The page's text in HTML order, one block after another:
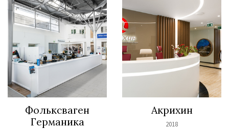
Фолькcваген
Германика
Акрихин
2018